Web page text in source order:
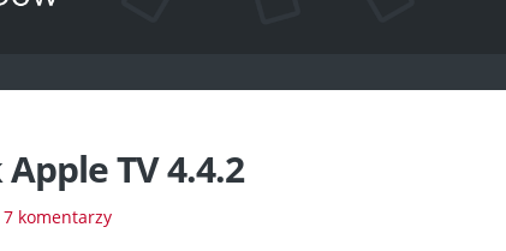
TV 4.4.2
7 komentarzy